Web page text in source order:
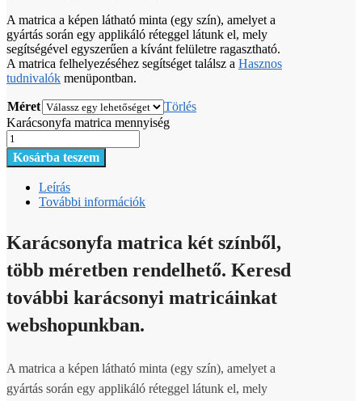
A matrica a képen látható minta (egy szín), amelyet a
gyártás során egy applikáló réteggel látunk el, mely
segítségével egyszerűen a kívánt felületre ragasztható.
A matrica felhelyezéséhez segítséget találsz a Hasznos
tudnivalók menüpontban.
Méret
Törlés
Karácsonyfa matrica mennyiség
Kosárba teszem
Leírás
További információk
Karácsonyfa matrica két színből,
több méretben rendelhető. Keresd
további karácsonyi matricáinkat
webshopunkban.
A matrica a képen látható minta (egy szín), amelyet a
gyártás során egy applikáló réteggel látunk el, mely